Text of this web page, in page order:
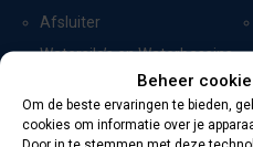
Beheer
Om de beste ervaringen te bieden,
cookies om informatie over je
Afsluiter
Watersilo’s en Waterbassins
CERTIFICERING